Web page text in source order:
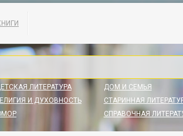
ЛИТЕРАТУРА
И ДУХОВНОСТЬ
ДОМ И СЕМЬЯ
СТАРИННАЯ
СПРАВОЧНАЯ